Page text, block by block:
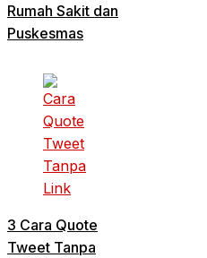
Rumah Sakit dan
Puskesmas
3 Cara Quote
Tweet Tanpa